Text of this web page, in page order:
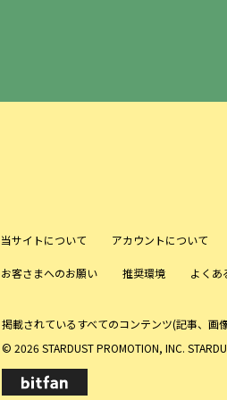
当サイトについて アカウントについて
お客さまへのお願い 推奨環境 よくあ
掲載されているすべてのコンテンツ(記事、画
© 2026 STARDUST PROMOTION, INC.